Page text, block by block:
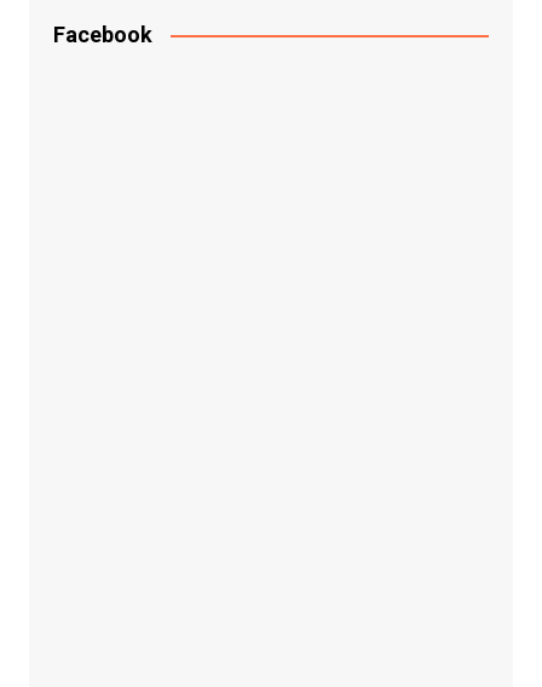
Facebook